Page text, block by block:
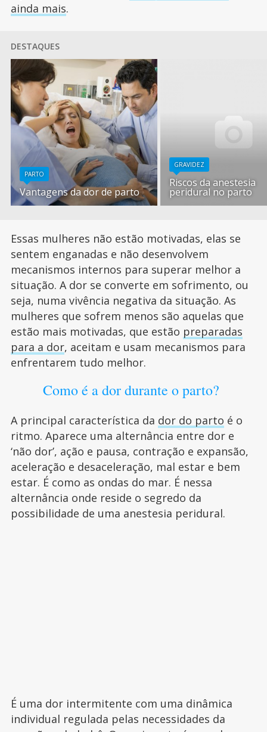
ainda mais.
DESTAQUES
PARTO
Vantagens da dor de parto
GRAVIDEZ
Riscos da anestesia
peridural no parto
Essas mulheres não estão motivadas, elas se
sentem enganadas e não desenvolvem
mecanismos internos para superar melhor a
situação. A dor se converte em sofrimento, ou
seja, numa vivência negativa da situação. As
mulheres que sofrem menos são aquelas que
estão mais motivadas, que estão preparadas
para a dor, aceitam e usam mecanismos para
enfrentarem tudo melhor.
Como é a dor durante o parto?
A principal característica da dor do parto é o
ritmo. Aparece uma alternância entre dor e
‘não dor’, ação e pausa, contração e expansão,
aceleração e desaceleração, mal estar e bem
estar. É como as ondas do mar. É nessa
alternância onde reside o segredo da
possibilidade de uma anestesia peridural.
É uma dor intermitente com uma dinâmica
individual regulada pelas necessidades da